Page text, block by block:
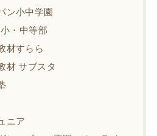
ン小中学園
・中等部
材すらら
材 サブスタ
ニア